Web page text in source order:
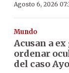
Agosto 6, 2026
Mundo
Acusan a
ordenar
del caso